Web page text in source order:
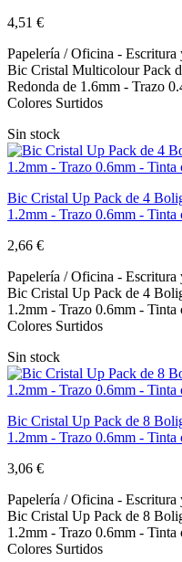
4,51 €
Papelería / Oficina -
Bic Cristal Multicolour Pack
Redonda de 1.6mm - Trazo
Colores Surtidos
Sin stock
Bic Cristal Up Pack de 4
1.2mm - Trazo 0.6mm - Tinta
2,66 €
Papelería / Oficina -
Bic Cristal Up Pack de 4
1.2mm - Trazo 0.6mm -
Colores Surtidos
Sin stock
Bic Cristal Up Pack de 8
1.2mm - Trazo 0.6mm - Tinta
3,06 €
Papelería / Oficina -
Bic Cristal Up Pack de 8
1.2mm - Trazo 0.6mm -
Colores Surtidos